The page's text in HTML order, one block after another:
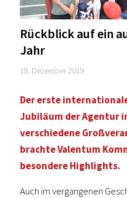
Rückblick auf ein
Jahr
19. Dezember 2019
Der erste
Jubiläum der Agentur
verschiedene
brachte Valentum
besondere Highlights.
Auch im vergangenen